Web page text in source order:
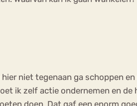
niet tegenaan ga schoppen
ik zelf actie ondernemen en
doen. Dat gaf een enorm